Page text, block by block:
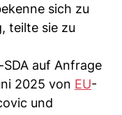
sich zu
teilte sie zu
auf Anfrage
2025 von EU-
und